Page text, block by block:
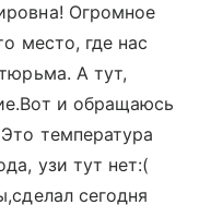
Огромное
место, где нас
А тут,
и обращаюсь
температура
узи тут нет:(
сегодня